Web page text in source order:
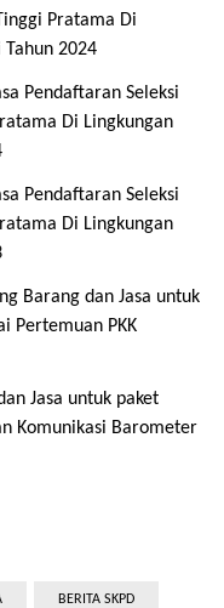
Pratama Di
2024
Pendaftaran Seleksi
Di Lingkungan
Pendaftaran Seleksi
Di Lingkungan
Barang dan Jasa untuk
Pertemuan PKK
Jasa untuk paket
Komunikasi Barometer
BERITA SKPD